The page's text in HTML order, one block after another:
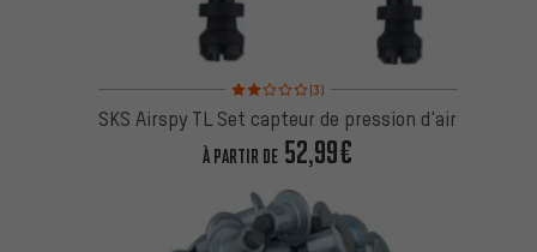
Note moyenne : 2 sur 5 d'après 3 avis
(3)
SKS Airspy TL Set capteur de pression d'air
À PARTIR DE52,99€